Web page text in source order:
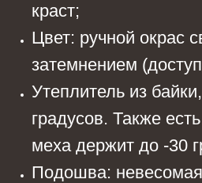
краст;
Цвет: ручной окрас
затемнением
Утеплитель из
градусов. Также
меха держит до -30
Подошва: